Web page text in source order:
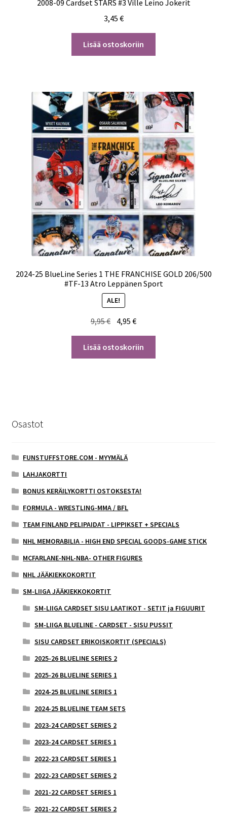
2008-09 Cardset STARS #3 Ville Leino Jokerit
3,45 €
Lisää ostoskoriin
2024-25 BlueLine Series 1 THE FRANCHISE GOLD 206/500
#TF-13 Atro Leppänen Sport
ALE!
9,95€ Alkuperäinen
hinta
oli:
9,95 €.
4,95€Nykyinen
hinta
on:
4,95 €.
Lisää ostoskoriin
Osastot
FUNSTUFFSTORE.COM - MYYMÄLÄ
LAHJAKORTTI
BONUS KERÄILYKORTTI OSTOKSESTA!
FORMULA - WRESTLING-MMA / BFL
TEAM FINLAND PELIPAIDAT - LIPPIKSET + SPECIALS
NHL MEMORABILIA - HIGH END SPECIAL GOODS-GAME STICK
MCFARLANE-NHL-NBA- OTHER FIGURES
NHL JÄÄKIEKKOKORTIT
SM-LIIGA JÄÄKIEKKOKORTIT
SM-LIIGA CARDSET SISU LAATIKOT - SETIT ja FIGUURIT
SM-LIIGA BLUELINE - CARDSET - SISU PUSSIT
SISU CARDSET ERIKOISKORTIT (SPECIALS)
2025-26 BLUELINE SERIES 2
2025-26 BLUELINE SERIES 1
2024-25 BLUELINE SERIES 1
2024-25 BLUELINE TEAM SETS
2023-24 CARDSET SERIES 2
2023-24 CARDSET SERIES 1
2022-23 CARDSET SERIES 1
2022-23 CARDSET SERIES 2
2021-22 CARDSET SERIES 1
2021-22 CARDSET SERIES 2